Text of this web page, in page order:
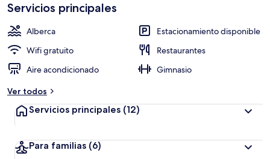
Servicios principales
Alberca
Estacionamiento disponible
Wifi gratuito
Restaurantes
Aire acondicionado
Gimnasio
Ver todos
Servicios principales (12)
Para familias (6)